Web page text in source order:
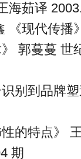
海茹译
《现代传播
郭蔓蔓 世
别到品牌
的特点》
期